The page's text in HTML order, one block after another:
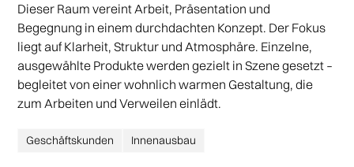
Dieser Raum vereint Arbeit, Präsentation und
Begegnung in einem durchdachten Konzept. Der Fokus
liegt auf Klarheit, Struktur und Atmosphäre. Einzelne,
ausgewählte Produkte werden gezielt in Szene gesetzt –
begleitet von einer wohnlich warmen Gestaltung, die
zum Arbeiten und Verweilen einlädt.
Geschäftskunden Innenausbau